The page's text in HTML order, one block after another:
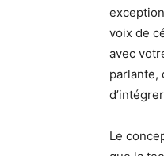
voix de
avec
parlante,
Le